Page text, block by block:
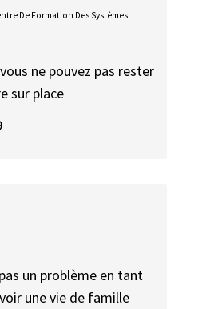
De Formation Des Systèmes
ne pouvez pas rester
sur place
un problème en tant
une vie de famille